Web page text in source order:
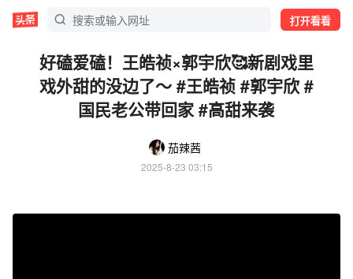
打开看看
好磕爱磕！王皓祯×郭宇欣🥰新剧戏里
戏外甜的没边了～ #王皓祯 #郭宇欣 #
国民老公带回家 #高甜来袭
茄辣茜
2025-8-23 03:15